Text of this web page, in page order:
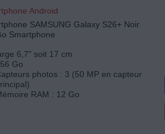
Android
SAMSUNG Galaxy S26+ Noir
Smartphone
6,7" soit 17 cm
Go
photos : 3 (50 MP en capteur
RAM : 12 Go